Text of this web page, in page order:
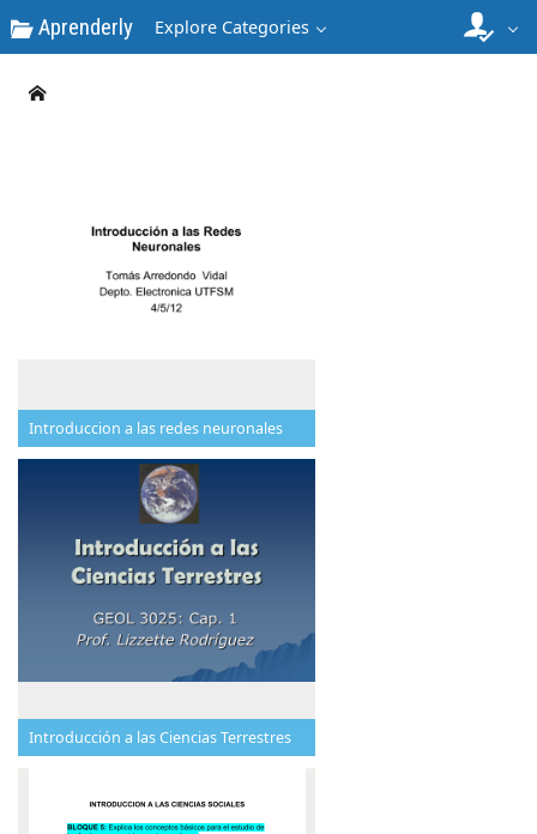
Aprenderly Explore Categories
Introduccion a las redes neuronales
Introducción a las Ciencias Terrestres